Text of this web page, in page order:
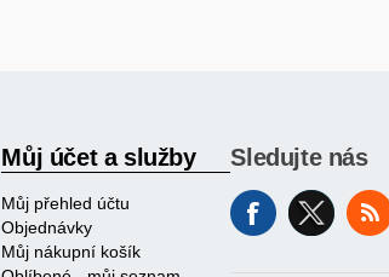
Můj účet a služby
Můj přehled účtu
Objednávky
Můj nákupní košík
Sledujte nás